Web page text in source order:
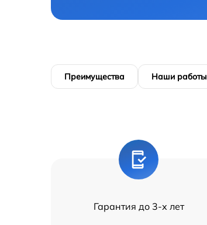
Преимущества Наши работы
Гарантия до 3-х лет